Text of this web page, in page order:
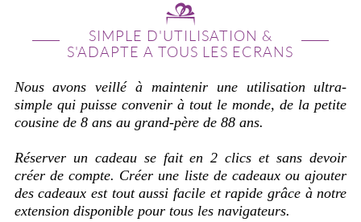
SIMPLE D'UTILISATION &
S'ADAPTE A TOUS LES ECRANS
Nous avons veillé à maintenir une utilisation ultra-
simple qui puisse convenir à tout le monde, de la petite
cousine de 8 ans au grand-père de 88 ans.
Réserver un cadeau se fait en 2 clics et sans devoir
créer de compte. Créer une liste de cadeaux ou ajouter
des cadeaux est tout aussi facile et rapide grâce à notre
extension disponible pour tous les navigateurs.